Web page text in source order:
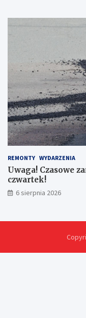
d
e
z
y
c
h
!
REMONTY WYDARZENIA
Uwaga! Czasowe
czwartek!
6 sierpnia 2026